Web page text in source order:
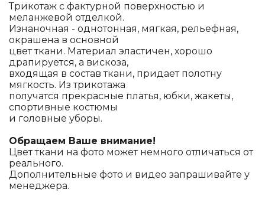
Трикотаж с фактурной поверхностью и
меланжевой отделкой.
Изнаночная - однотонная, мягкая, рельефная,
окрашена в основной
цвет ткани. Материал эластичен, хорошо
драпируется, а вискоза,
входящая в состав ткани, придает полотну
мягкость. Из трикотажа
получатся прекрасные платья, юбки, жакеты,
спортивные костюмы
и головные уборы.
Обращаем Ваше внимание!
Цвет ткани на фото может немного отличаться от
реального.
Дополнительные фото и видео запрашивайте у
менеджера.